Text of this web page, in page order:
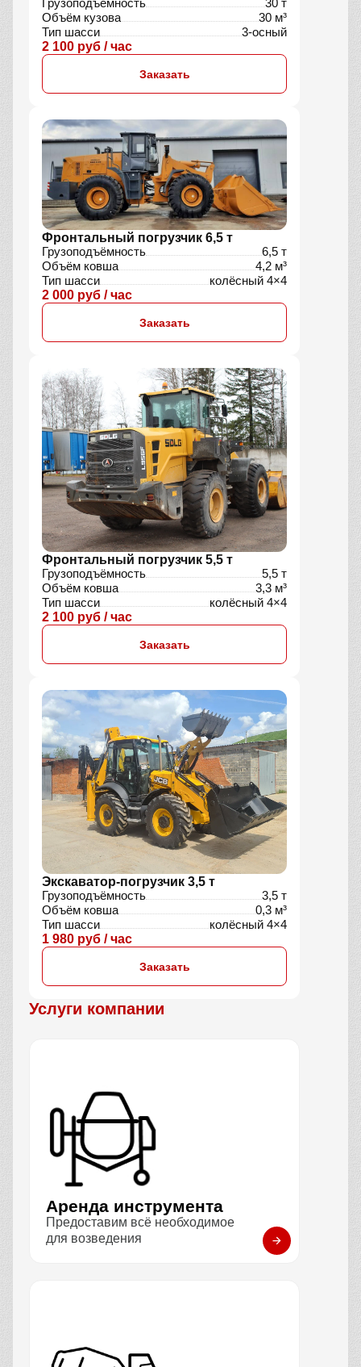
Грузоподъёмность
30 т
Объём кузова
30 м³
Тип шасси
3-осный
2 100 руб / час
Заказать
Фронтальный погрузчик 6,5 т
Грузоподъёмность
6,5 т
Объём ковша
4,2 м³
Тип шасси
колёсный 4×4
2 000 руб / час
Заказать
Фронтальный погрузчик 5,5 т
Грузоподъёмность
5,5 т
Объём ковша
3,3 м³
Тип шасси
колёсный 4×4
2 100 руб / час
Заказать
Экскаватор-погрузчик 3,5 т
Грузоподъёмность
3,5 т
Объём ковша
0,3 м³
Тип шасси
колёсный 4×4
1 980 руб / час
Заказать
Услуги компании
Аренда инструмента
Предоставим всё необходимое
для возведения